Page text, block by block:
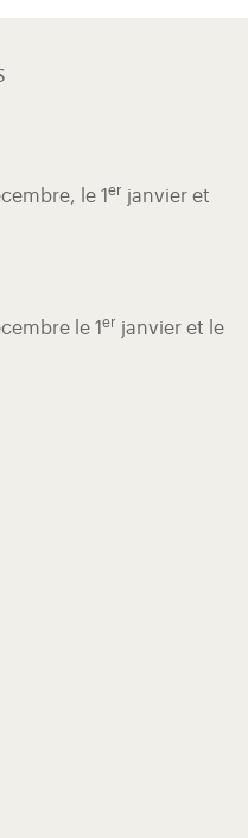
le 1 er janvier et
le 1 er janvier et le